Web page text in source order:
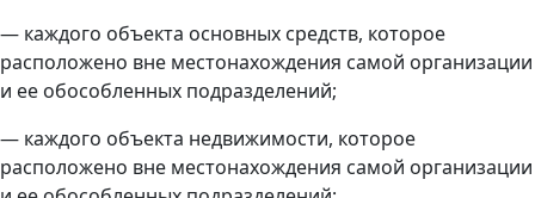
— каждого объекта основных средств, которое
расположено вне местонахождения самой организации
и ее обособленных подразделений;
— каждого объекта недвижимости, которое
расположено вне местонахождения самой организации